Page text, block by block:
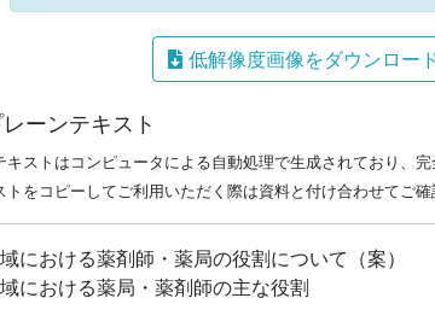
低解像度画像をダウンロー
ーンテキスト
キストはコンピュータによる自動処理で生成されており、
トをコピーしてご利用いただく際は資料と付け合わせてご確
における薬剤師・薬局の役割について（案）
における薬局・薬剤師の主な役割